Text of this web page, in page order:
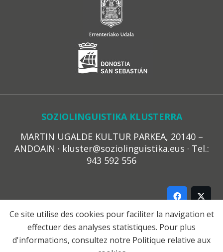
SOZIOLINGUISTIKA KLUSTERRA
MARTIN UGALDE KULTUR PARKEA, 20140 –
ANDOAIN · kluster@soziolinguistika.eus · Tel.:
943 592 556
LEGE OHARRA
PRIBATUTASUN POLITIKA
Ce site utilise des cookies pour faciliter la navigation et
effectuer des analyses statistiques. Pour plus
d'informations, consultez notre Politique relative aux